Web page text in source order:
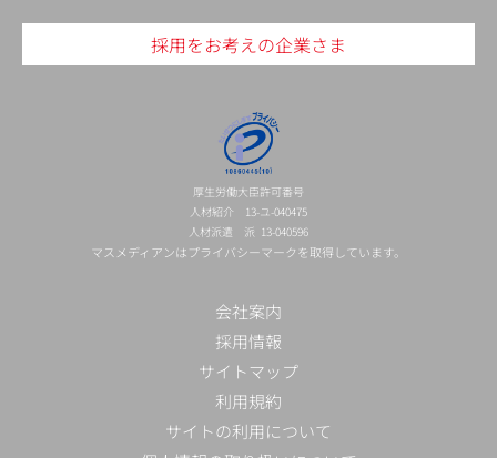
採用をお考えの企業さま
厚生労働大臣許可番号
人材紹介 13-ユ-040475
人材派遣 派 13-040596
マスメディアンはプライバシーマークを取得しています。
会社案内
採用情報
サイトマップ
利用規約
サイトの利用について